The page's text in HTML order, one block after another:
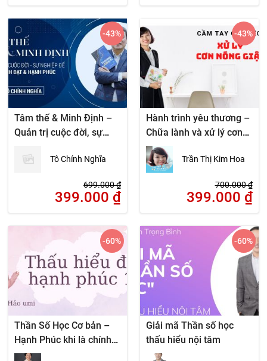
Tâm thế & Minh Định –
Quản trị cuộc đời, sự
hạnh phúcTô Chính Nghĩa
699.000₫
399.000 ₫
-43%
Hành trình yêu thương –
Chữa lành và xử lý cơn
nóng giận
Trần Thị Kim Hoa
700.000₫
399.000 ₫
-43%
Thần Số Học Cơ bản –
Hạnh Phúc khi là chính
mình
-60%
Giải mã Thần số học
thấu hiểu nội tâm
-60%